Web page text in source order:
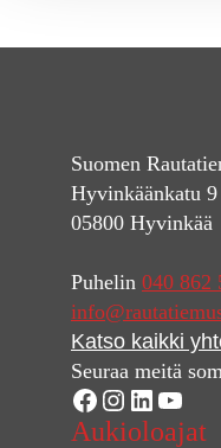
Suomen
Hyvinkäänkatu 9
05800 Hyvinkää
Puhelin 040 862
Katso kaikki
Seuraa meitä
Facebook Instagram LinkedIn YouTube
Aukioloajat